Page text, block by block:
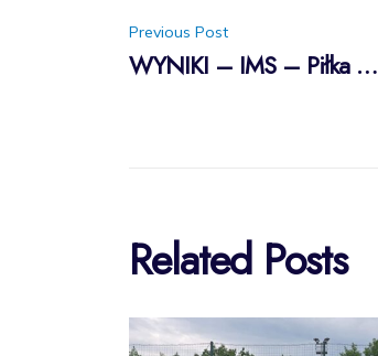
Post
Previous Post
WYNIKI – IMS – Piłka nożna halowa dziewcząt
Related Posts